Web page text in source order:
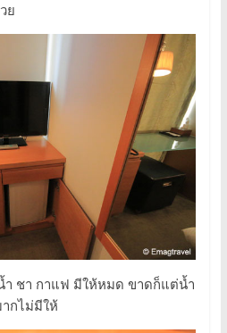
ย
ชา กาแฟ มีให้หมด ขาดก็แต่น้ำ
กไม่มีให้